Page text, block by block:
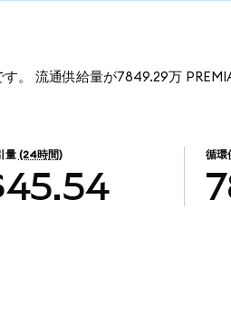
。 流通供給量が7849.29万
量 (24時間) 循環